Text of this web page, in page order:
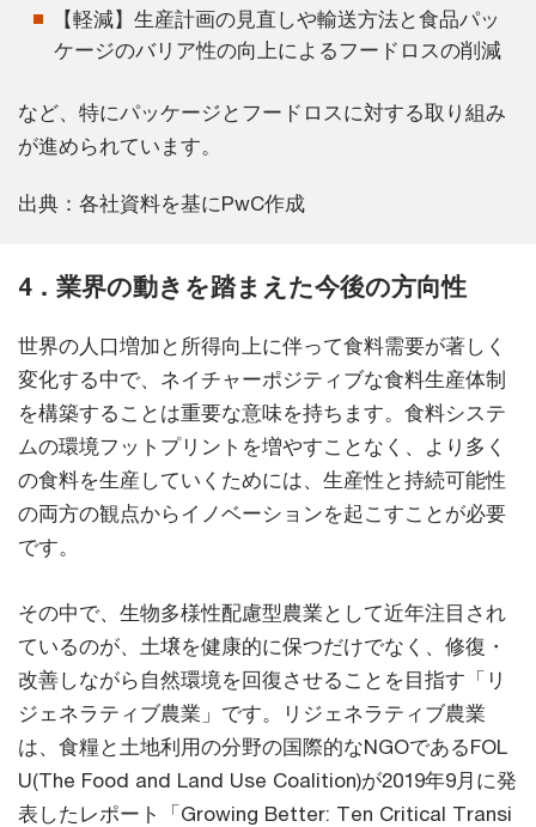
【軽減】生産計画の見直しや輸送方法と食品パッ
ケージのバリア性の向上によるフードロスの削減
など、特にパッケージとフードロスに対する取り組み
が進められています。
出典：各社資料を基にPwC作成
4．業界の動きを踏まえた今後の方向性
世界の人口増加と所得向上に伴って食料需要が著しく
変化する中で、ネイチャーポジティブな食料生産体制
を構築することは重要な意味を持ちます。食料システ
ムの環境フットプリントを増やすことなく、より多く
の食料を生産していくためには、生産性と持続可能性
の両方の観点からイノベーションを起こすことが必要
です。
その中で、生物多様性配慮型農業として近年注目され
ているのが、土壌を健康的に保つだけでなく、修復・
改善しながら自然環境を回復させることを目指す「リ
ジェネラティブ農業」です。リジェネラティブ農業
は、食糧と土地利用の分野の国際的なNGOであるFOL
U(The Food and Land Use Coalition)が2019年9月に発
表したレポート「Growing Better: Ten Critical Transi